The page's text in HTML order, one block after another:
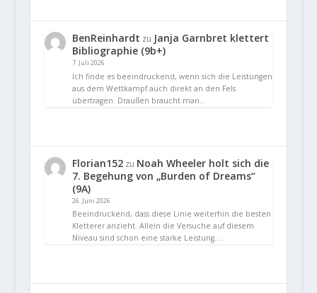
BenReinhardt zu Janja Garnbret klettert
Bibliographie (9b+)
7. Juli 2026
Ich finde es beeindruckend, wenn sich die Leistungen
aus dem Wettkampf auch direkt an den Fels
übertragen. Draußen braucht man…
Florian152zu Noah Wheeler holt sich die
7. Begehung von „Burden of Dreams“
(9A)
26. Juni 2026
Beeindruckend, dass diese Linie weiterhin die besten
Kletterer anzieht. Allein die Versuche auf diesem
Niveau sind schon eine starke Leistung.…